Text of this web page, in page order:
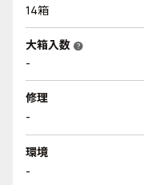
14箱
大箱入数 help
-
修理
-
環境
-